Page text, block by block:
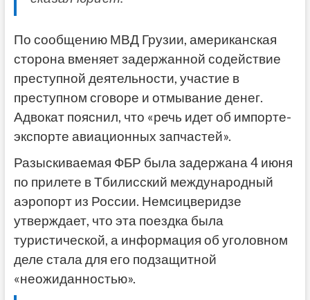
По сообщению МВД Грузии, американская
сторона вменяет задержанной содействие
преступной деятельности, участие в
преступном сговоре и отмывание денег.
Адвокат пояснил, что «речь идет об импорте-
экспорте авиационных запчастей».
Разыскиваемая ФБР была задержана 4 июня
по прилете в Тбилисский международный
аэропорт из России. Немсицверидзе
утверждает, что эта поездка была
туристической, а информация об уголовном
деле стала для его подзащитной
«неожиданностью».